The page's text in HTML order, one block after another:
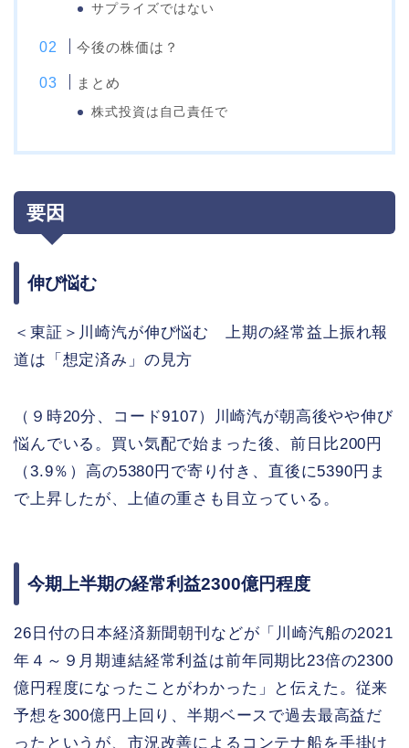
サプライズではない
今後の株価は？
まとめ
株式投資は自己責任で
要因
伸び悩む
＜東証＞川崎汽が伸び悩む 上期の経常益上振れ報
道は「想定済み」の見方
（９時20分、コード9107）川崎汽が朝高後やや伸び
悩んでいる。買い気配で始まった後、前日比200円
（3.9％）高の5380円で寄り付き、直後に5390円ま
で上昇したが、上値の重さも目立っている。
今期上半期の経常利益2300億円程度
26日付の日本経済新聞朝刊などが「川崎汽船の2021
年４～９月期連結経常利益は前年同期比23倍の2300
億円程度になったことがわかった」と伝えた。従来
予想を300億円上回り、半期ベースで過去最高益だ
ったというが、市況改善によるコンテナ船を手掛け